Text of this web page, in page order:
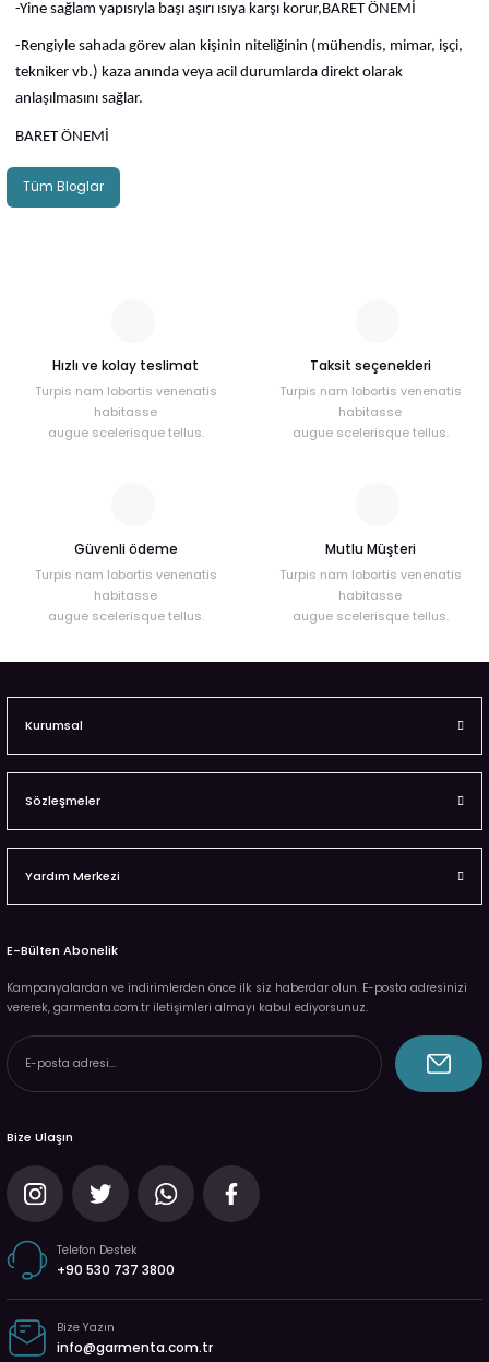
-Yine sağlam yapısıyla başı aşırı ısıya karşı korur,BARET ÖNEMİ
-Rengiyle sahada görev alan kişinin niteliğinin (mühendis, mimar, işçi,
tekniker vb.) kaza anında veya acil durumlarda direkt olarak
anlaşılmasını sağlar.
BARET ÖNEMİ
Tüm Bloglar
Hızlı ve kolay teslimat
Turpis nam lobortis venenatis
habitasse
augue scelerisque tellus.
Taksit seçenekleri
Turpis nam lobortis venenatis
habitasse
augue scelerisque tellus.
Güvenli ödeme
Turpis nam lobortis venenatis
habitasse
augue scelerisque tellus.
Mutlu Müşteri
Turpis nam lobortis venenatis
habitasse
augue scelerisque tellus.
Kurumsal
Sözleşmeler
Yardım Merkezi
E-Bülten Abonelik
Kampanyalardan ve indirimlerden önce ilk siz haberdar olun. E-posta adresinizi
vererek, garmenta.com.tr iletişimleri almayı kabul ediyorsunuz.
Bize Ulaşın
Telefon Destek
+90 530 737 3800
Bize Yazın
info@garmenta.com.tr